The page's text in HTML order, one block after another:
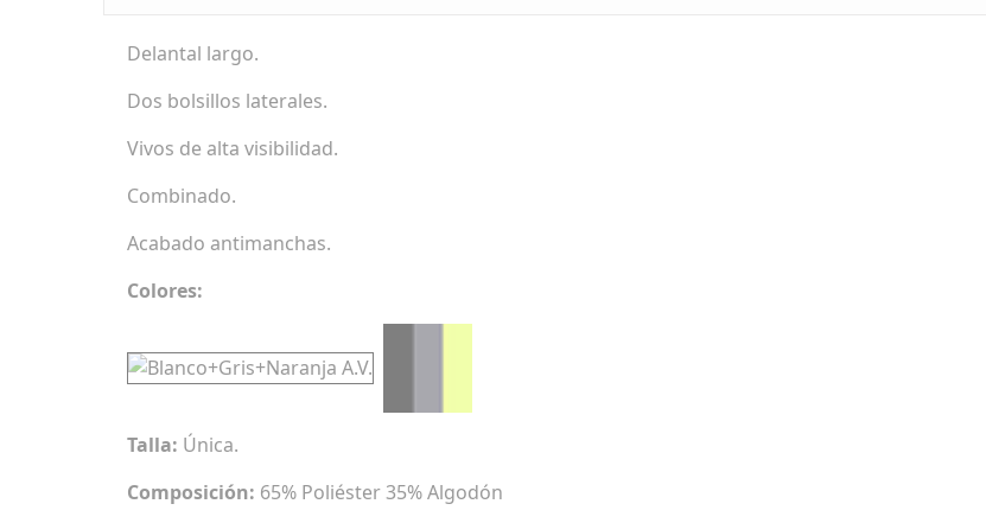
Delantal largo.
Dos bolsillos laterales.
Vivos de alta visibilidad.
Combinado.
Acabado antimanchas.
Colores:
Talla: Única.
Composición: 65% Poliéster 35% Algodón